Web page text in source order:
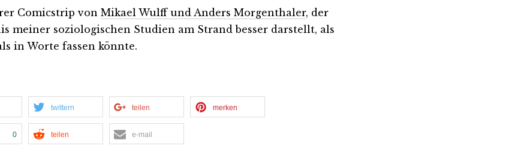
Comicstrip von Mikael Wulff und Anders Morgenthaler, der
meiner soziologischen Studien am Strand besser darstellt, als
in Worte fassen könnte.
twittern teilen merken
0 teilen e-mail